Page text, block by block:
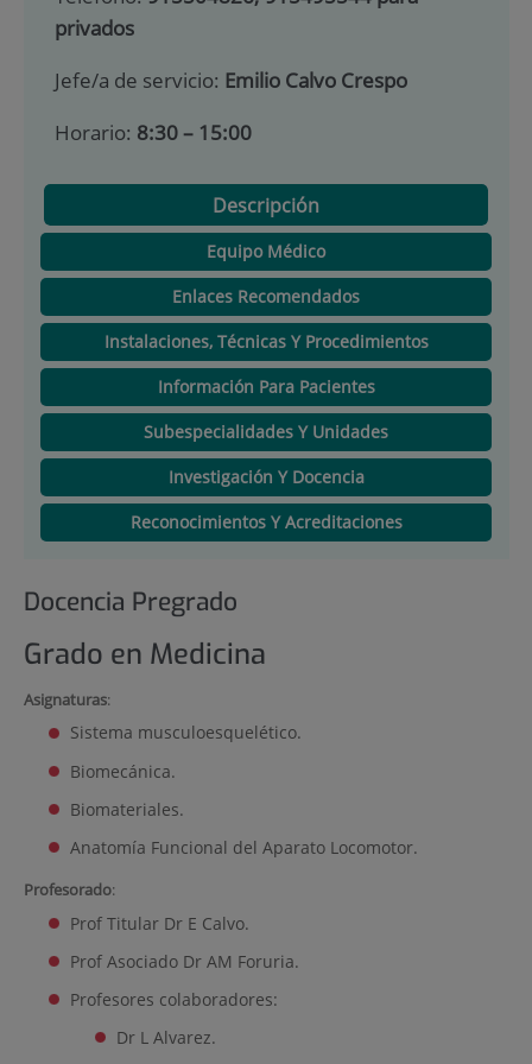
privados
Jefe/a de servicio: Emilio Calvo Crespo
Horario: 8:30 – 15:00
Descripción
Equipo Médico
Enlaces Recomendados
Instalaciones, Técnicas Y Procedimientos
Información Para Pacientes
Subespecialidades Y Unidades
Investigación Y Docencia
Reconocimientos Y Acreditaciones
Docencia Pregrado
Grado en Medicina
Asignaturas:
Sistema musculoesquelético.
Biomecánica.
Biomateriales.
Anatomía Funcional del Aparato Locomotor.
Profesorado:
Prof Titular Dr E Calvo.
Prof Asociado Dr AM Foruria.
Profesores colaboradores:
Dr L Alvarez.